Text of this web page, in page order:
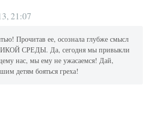
21:07
Прочитав ее, осознала глубже смысл
СРЕДЫ. Да, сегодня мы привыкли
нас, мы ему не ужасаемся! Дай,
детям бояться греха!